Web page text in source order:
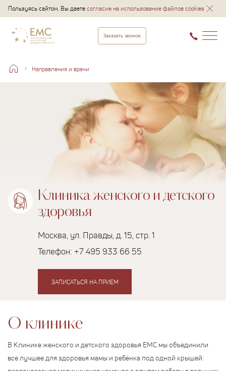
Пользуясь сайтом, Вы даетесогласие на использование файлов cookies
Заказать звонок
Направления и врачи
Клиника женского и детского
здоровья
Москва, ул. Правды, д. 15, стр. 1
Телефон: +7 495 933 66 55
ЗАПИСАТЬСЯ НА ПРИЕМ
О клинике
В Клинике женского и детского здоровья EMC мы объединили
все лучшее для здоровья мамы и ребёнка под одной крышей: